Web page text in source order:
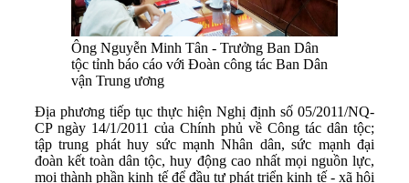
Ông Nguyễn Minh Tân - Trưởng Ban Dân
tộc tỉnh báo cáo với Đoàn công tác Ban Dân
vận Trung ương
Địa phương tiếp tục thực hiện Nghị định số 05/2011/NQ-
CP ngày 14/1/2011 của Chính phủ về Công tác dân tộc;
tập trung phát huy sức mạnh Nhân dân, sức mạnh đại
đoàn kết toàn dân tộc, huy động cao nhất mọi nguồn lực,
mọi thành phần kinh tế để đầu tư phát triển kinh tế - xã hội